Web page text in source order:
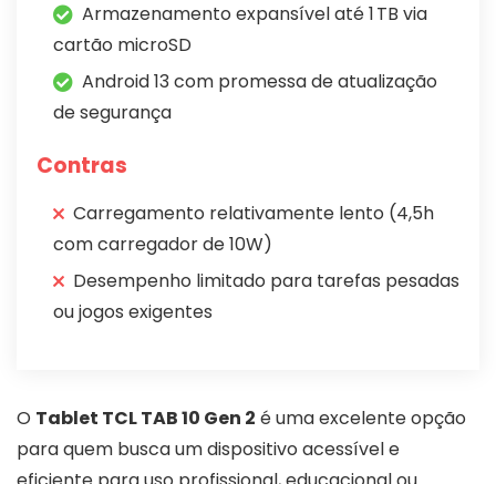
Armazenamento expansível até 1 TB via
cartão microSD
Android 13 com promessa de atualização
de segurança
Contras
Carregamento relativamente lento (4,5h
com carregador de 10W)
Desempenho limitado para tarefas pesadas
ou jogos exigentes
O Tablet TCL TAB 10 Gen 2 é uma excelente opção
para quem busca um dispositivo acessível e